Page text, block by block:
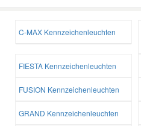
C-MAX Kennzeichenleuchten
FIESTA Kennzeichenleuchten
FUSION Kennzeichenleuchten
GRAND Kennzeichenleuchten